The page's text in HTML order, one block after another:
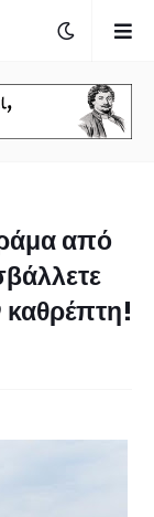
από
καθρέπτη!